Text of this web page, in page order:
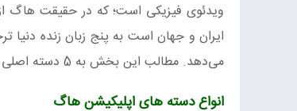
ویدئوی فیزیکی است؛ که در حقیقت هاگ
ایران و جهان است به پنج زبان زنده دنیا
می‌دهد. مطالب این بخش به 5 دسته اصلی و 42 زیربخش طبقه‌بندی شده.
انواع دسته های اپلیکیشن هاگ